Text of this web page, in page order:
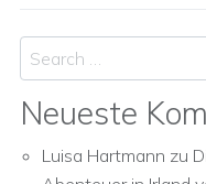
Search
Neueste
Luisa Hartmann zu